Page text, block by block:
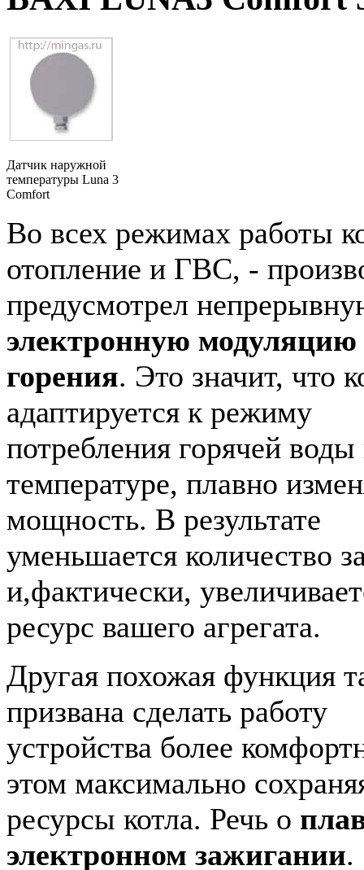
Датчик наружной
температуры Luna 3
Comfort
Во всех режимах работы
отопление и ГВС, ‑
предусмотрел
электронную модуляцию
горения. Это значит, что
адаптируется к режиму
потребления горячей воды
температуре, плавно
мощность. В результате
уменьшается количество
и,фактически,
ресурс вашего агрегата.
Другая похожая функция
призвана сделать работу
устройства более
этом максимально
ресурсы котла. Речь о
электронном зажигании.